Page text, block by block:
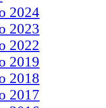
2024
2023
2022
2019
2018
2017